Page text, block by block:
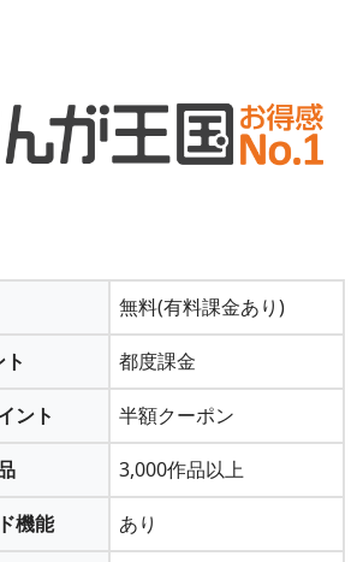
NEXT」の無料トライアルに加入する
力する
メールアドレス、パスワードなどを入力す
ドもしくは楽天payを設定して申し
了
「次へ」をクリックし、同意して
無料(有料課金あり)
都度課金
ント 半額クーポン
3,000作品以上
機能 あり